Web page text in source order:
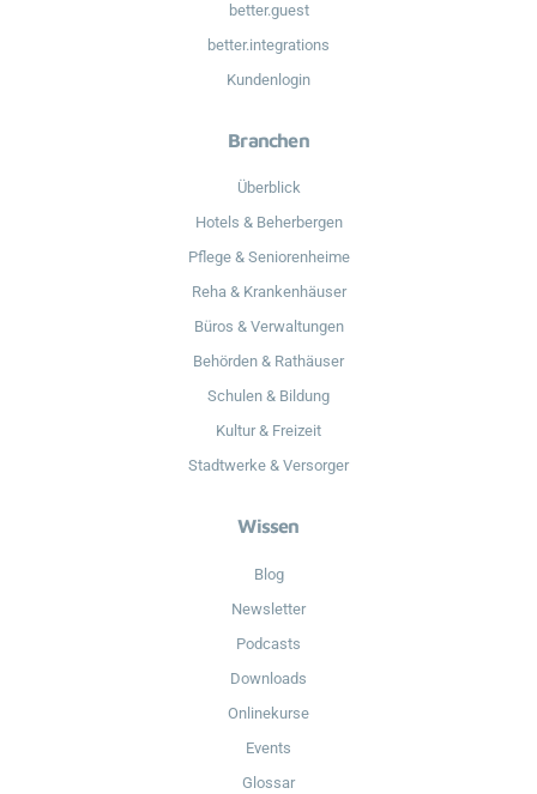
better.guest
better.integrations
Kundenlogin
Branchen
Überblick
Hotels & Beherbergen
Pflege & Seniorenheime
Reha & Krankenhäuser
Büros & Verwaltungen
Behörden & Rathäuser
Schulen & Bildung
Kultur & Freizeit
Stadtwerke & Versorger
Wissen
Blog
Newsletter
Podcasts
Downloads
Onlinekurse
Events
Glossar